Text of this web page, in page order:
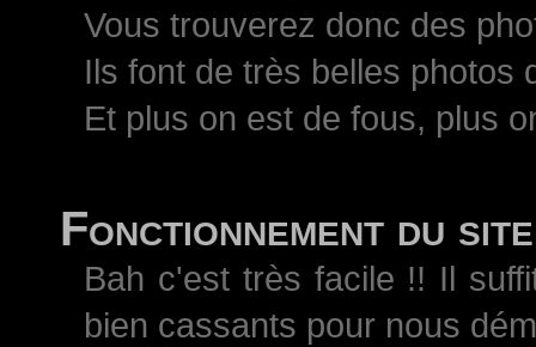
Vous trouverez donc des
Ils font de très belles photos
Et plus on est de fous, plus
Fonctionnement du site
Bah c'est très facile !! Il
bien cassants pour nous